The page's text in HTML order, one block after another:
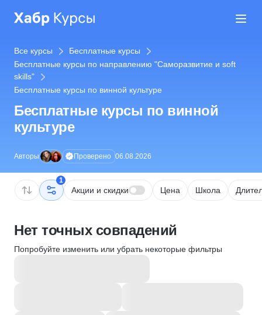
Все курсы
Бесплатные курсы
Бесплатные курсы по направлению "Саморазвитие и soft
skills"
Бесплатные курсы по винной культуре
Бесплатные курсы по винной
культуре
Авторы Проверено 06.08.2026
1
Акции и скидки Цена Школа
Нет точных совпадений
Попробуйте изменить или убрать некоторые фильтры